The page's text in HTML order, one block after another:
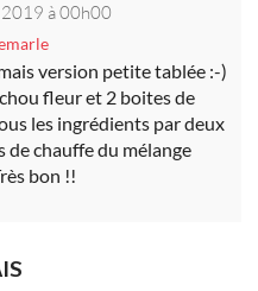
à 00h00
version petite tablée :-)
fleur et 2 boites de
les ingrédients par deux
de chauffe du mélange
bon !!